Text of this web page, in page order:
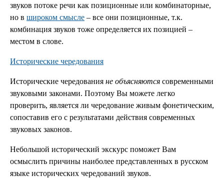
звуков потоке речи как позиционные или комбинаторные,
но в широком смысле – все они позиционные, т.к.
комбинация звуков тоже определяется их позицией –
местом в слове.
Исторические чередования
Исторические чередования не объясняются современными
звуковыми законами. Поэтому Вы можете легко
проверить, является ли чередование живым фонетическим,
сопоставив его с результатами действия современных
звуковых законов.
Небольшой исторический экскурс поможет Вам
осмыслить причины наиболее представленных в русском
языке исторических чередований звуков.